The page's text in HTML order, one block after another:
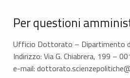
Per questioni
Ufficio Dottorato – Dipartimento
Indirizzo: Via G. Chiabrera, 199 –
e-mail: